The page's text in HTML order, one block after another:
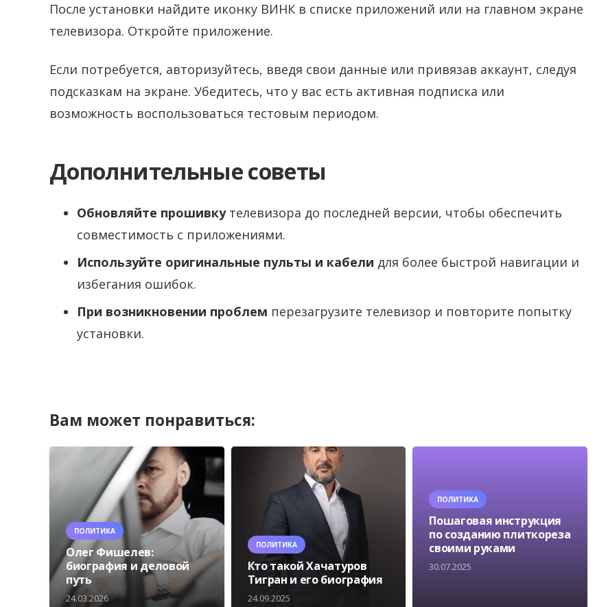
После установки найдите иконку ВИНК в списке приложений или на главном экране
телевизора. Откройте приложение.
Если потребуется, авторизуйтесь, введя свои данные или привязав аккаунт, следуя
подсказкам на экране. Убедитесь, что у вас есть активная подписка или
возможность воспользоваться тестовым периодом.
Дополнительные советы
Обновляйте прошивкутелевизора до последней версии, чтобы обеспечить
совместимость с приложениями.
Используйте оригинальные пульты и кабели для более быстрой навигации и
избегания ошибок.
При возникновении проблем перезагрузите телевизор и повторите попытку
установки.
Вам может понравиться:
ПОЛИТИКА
Олег Фишелев:
биография и деловой
путь
24.03.2026
ПОЛИТИКА
Кто такой Хачатуров
Тигран и его биография
24.09.2025
ПОЛИТИКА
Пошаговая инструкция
по созданию плиткореза
своими руками
30.07.2025